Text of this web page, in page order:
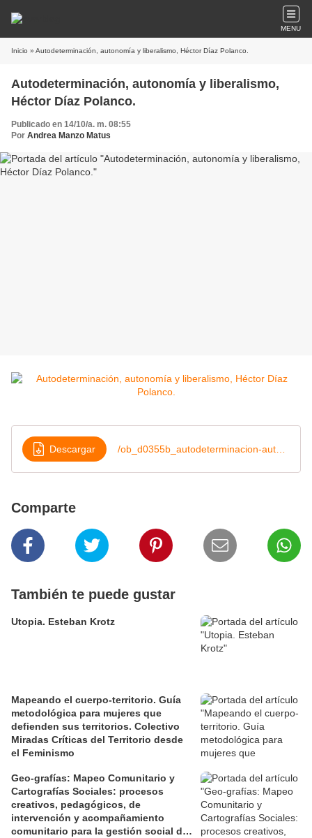
MENU
Inicio » Autodeterminación, autonomía y liberalismo, Héctor Díaz Polanco.
Autodeterminación, autonomía y liberalismo,
Héctor Díaz Polanco.
Publicado en 14/10/a. m. 08:55
Por Andrea Manzo Matus
Descargar
Comparte
También te puede gustar
Utopia. Esteban Krotz
Mapeando el cuerpo-territorio. Guía
metodológica para mujeres que
defienden sus territorios. Colectivo
Miradas Críticas del Territorio desde
el Feminismo
Geo-grafías: Mapeo Comunitario y
Cartografías Sociales: procesos
creativos, pedagógicos, de
intervención y acompañamiento
comunitario para la gestión social de